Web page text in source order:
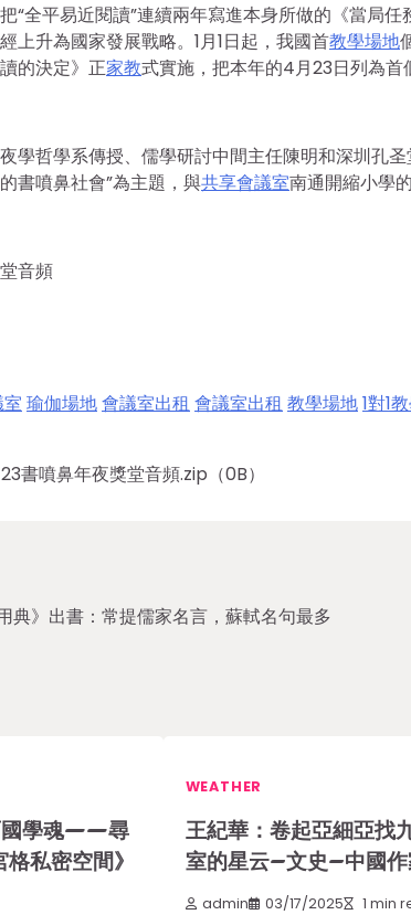
“全平易近閱讀”連續兩年寫進本身所做的《當局任
上升為國家發展戰略。1月1日起，我國首教學場地
的決定》正家教式實施，把本年的4月23日列為首
學哲學系傳授、儒學研討中間主任陳明和深圳孔
書噴鼻社會”為主題，與共享會議室南通開縮小學
音頻
室瑜伽場地會議室出租會議室出租教學場地1對1
書噴鼻年夜獎堂音頻.zip（0B）
典》出書：常提儒家名言，蘇軾名句最多
國學魂——尋
私密空間》
WEATHER
王紀華：卷起亞細亞找
室的星云–文史–中國
admin 03/17/2025 1 min